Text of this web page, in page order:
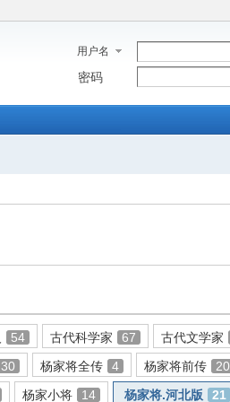
用户名
密码
54 古代科学家 67 古代文学家
30 杨家将全传 4 杨家将前传 20
杨家小将 14 杨家将.河北版 21